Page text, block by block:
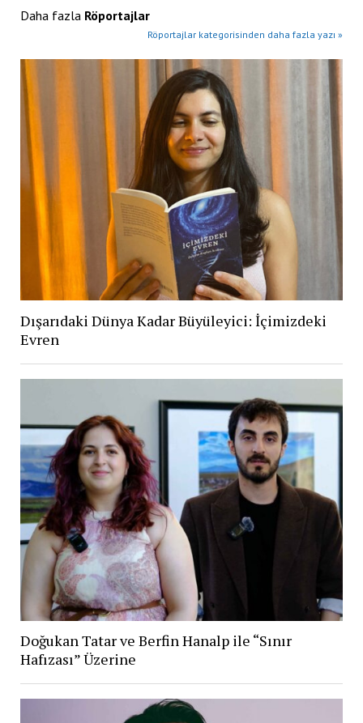
Daha fazla Röportajlar
Röportajlar kategorisinden daha fazla yazı »
Dışarıdaki Dünya Kadar Büyüleyici: İçimizdeki
Evren
Doğukan Tatar ve Berfin Hanalp ile “Sınır
Hafızası” Üzerine